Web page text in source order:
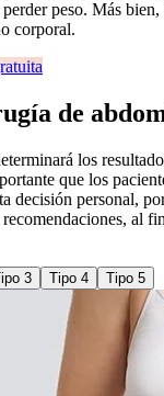
peso. Más
corporal.
de
los
que los
decisión personal,
al
3 Tipo 4 Tipo 5